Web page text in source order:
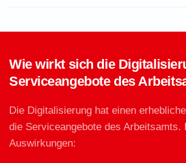
Wie wirkt sich die
Serviceangebote des
Die Digitalisierung hat einen
die Serviceangebote des Arbeitsamts.
Auswirkungen: